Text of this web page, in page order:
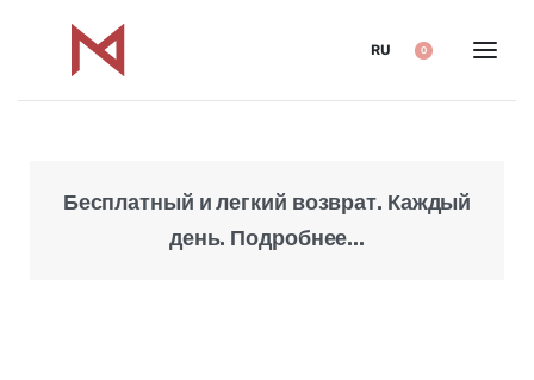
RU 0
Бесплатный и легкий возврат. Каждый
день. Подробнее...